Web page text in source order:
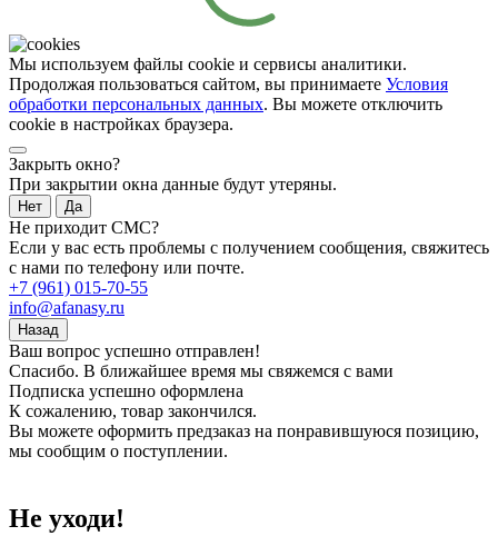
Мы используем файлы cookie и сервисы аналитики.
Продолжая пользоваться сайтом, вы принимаете Условия
обработки персональных данных. Вы можете отключить
cookie в настройках браузера.
Закрыть окно?
При закрытии окна данные будут утеряны.
Нет Да
Не приходит СМС?
Если у вас есть проблемы с получением сообщения, свяжитесь
с нами по телефону или почте.
+7 (961) 015-70-55
info@afanasy.ru
Назад
Ваш вопрос успешно отправлен!
Спасибо. В ближайшее время мы свяжемся с вами
Подписка успешно оформлена
К сожалению, товар закончился.
Вы можете оформить предзаказ на понравившуюся позицию,
мы сообщим о поступлении.
Не уходи!